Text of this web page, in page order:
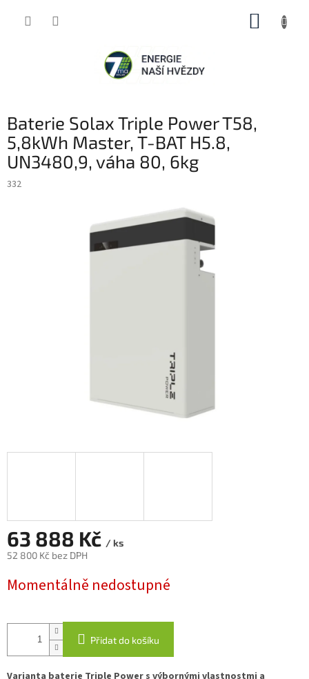
Baterie Solax Triple Power T58,
5,8kWh Master, T-BAT H5.8,
UN3480,9, váha 80, 6kg
332
63 888 Kč / ks
52 800 Kč bez DPH
cena:
Momentálně nedostupné
Přidat do košíku